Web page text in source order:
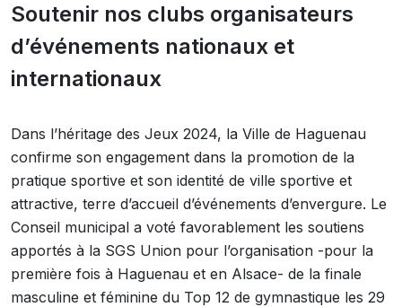
Soutenir nos clubs organisateurs
d’événements nationaux et
internationaux
Dans l’héritage des Jeux 2024, la Ville de Haguenau
confirme son engagement dans la promotion de la
pratique sportive et son identité de ville sportive et
attractive, terre d’accueil d’événements d’envergure. Le
Conseil municipal a voté favorablement les soutiens
apportés à la SGS Union pour l’organisation -pour la
première fois à Haguenau et en Alsace- de la finale
masculine et féminine du Top 12 de gymnastique les 29